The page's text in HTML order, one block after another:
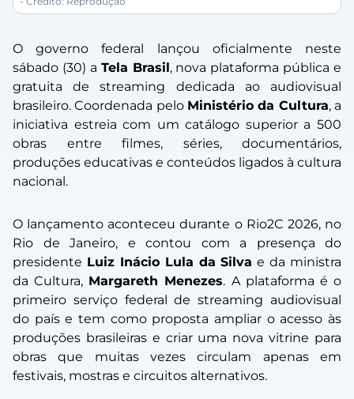
O governo federal lançou oficialmente neste
sábado (30) a Tela Brasil, nova plataforma pública e
gratuita de streaming dedicada ao audiovisual
brasileiro. Coordenada pelo Ministério da Cultura, a
iniciativa estreia com um catálogo superior a 500
obras entre filmes, séries, documentários,
produções educativas e conteúdos ligados à cultura
nacional.
O lançamento aconteceu durante o Rio2C 2026, no
Rio de Janeiro, e contou com a presença do
presidente Luiz Inácio Lula da Silva e da ministra
da Cultura, Margareth Menezes. A plataforma é o
primeiro serviço federal de streaming audiovisual
do país e tem como proposta ampliar o acesso às
produções brasileiras e criar uma nova vitrine para
obras que muitas vezes circulam apenas em
festivais, mostras e circuitos alternativos.